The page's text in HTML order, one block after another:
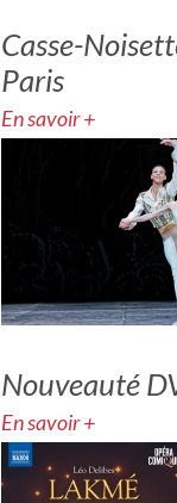
Casse-
Paris
En savoir +
Nouveauté
En savoir +